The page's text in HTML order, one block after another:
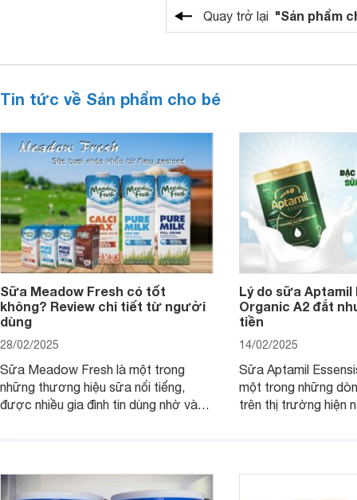
Quay trở lại "Sản phẩm
Tin tức về Sản phẩm cho bé
Sữa Meadow Fresh có tốt
không? Review chi tiết từ người
dùng
28/02/2025
Sữa Meadow Fresh là một trong
những thương hiệu sữa nổi tiếng,
được nhiều gia đình tin dùng nhờ vào
dưỡng có gì đặc biệt? Giá sữa
Meadow Fresh trên thị trường hiện
Lý do sữa Aptamil
Organic A2 đắt
tiền
14/02/2025
Sữa Aptamil
một trong những
trên thị trường hiện
hơn so với các